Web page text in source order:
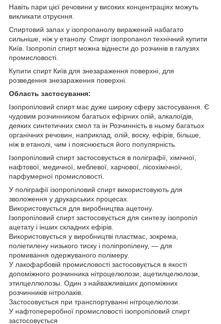
Навіть пари цієї речовини у високих концентраціях можуть
викликати отруєння.
Спиртовий запах у ізопропанолу виражений набагато
сильніше, ніж у етанолу. Спирт ізопропанол технічний купити
Київ. Ізопропіл спирт можна віднести до розчинів в галузях
промисловості.
Купити спирт Київ для знезараження поверхні, для
розведення знезараження поверхні.
Область застосування:
Ізопропіловий спирт має дуже широку сферу застосування. Є
чудовим розчинником багатьох ефірних олій, алкалоїдів,
деяких синтетичних смол та ін Розчинність в ньому багатьох
органічних речовин, наприклад, олій, воску, ефірів, більше,
ніж в етанолі, чим і пояснюється його популярність.
Ізопропіловий спирт застосовується в поліграфії, хімічної,
нафтової, медичної, меблевої, харчової, лісохімічної,
парфумерної промисловості.
У поліграфії ізопропіловий спирт використовують для
зволоження у друкарських процесах.
Використовується для виробництва ацетону.
Ізопропіловий спирт застосовується для синтезу ізопропіл
ацетату і інших складних ефірів.
Використовується у виробництві пластмас, зокрема,
поліетилену низького тиску і поліпропілену, — для
промивання одержуваного полімеру.
У лакофарбовій промисловості застосовується в якості
допоміжного розчинника нітроцелюлози, ацетилцелюлози,
этилцеллюлозы. Один з найважливіших допоміжних
розчинників нітролаків.
Застосовується при транспортуванні нітроцелюлози.
У нафтопереробної промисловості ізопропіловий спирт
застосовується